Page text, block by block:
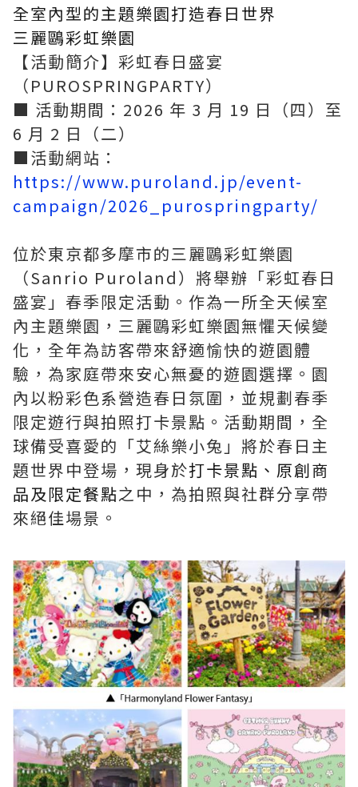
全室內型的主題樂園打造春日世界
三麗鷗彩虹樂園
【活動簡介】彩虹春日盛宴
（PUROSPRINGPARTY）
■ 活動期間：2026 年 3 月 19 日（四）至
6 月 2 日（二）
■活動網站：
https://www.puroland.jp/event-
campaign/2026_purospringparty/
位於東京都多摩市的三麗鷗彩虹樂園
（Sanrio Puroland）將舉辦「彩虹春日
盛宴」春季限定活動。作為一所全天候室
內主題樂園，三麗鷗彩虹樂園無懼天候變
化，全年為訪客帶來舒適愉快的遊園體
驗，為家庭帶來安心無憂的遊園選擇。園
內以粉彩色系營造春日氛圍，並規劃春季
限定遊行與拍照打卡景點。活動期間，全
球備受喜愛的「艾絲樂小兔」將於春日主
題世界中登場，現身於打卡景點、原創商
品及限定餐點之中，為拍照與社群分享帶
來絕佳場景。